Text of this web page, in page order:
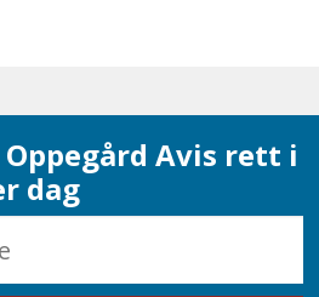
Avis rett i
dag